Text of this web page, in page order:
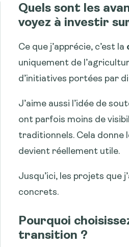
Quels sont les
voyez à investir
Ce que j’apprécie, c’est la
uniquement de
d’initiatives portées par
J’aime aussi l’idée de
ont parfois moins de
traditionnels. Cela donne
devient réellement utile.
Jusqu’ici, les projets que
concrets.
Pourquoi
transition ?